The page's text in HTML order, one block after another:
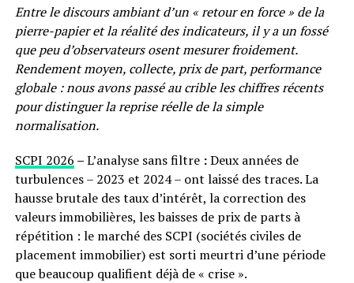
Entre le discours ambiant d’un « retour en force » de la
pierre-papier et la réalité des indicateurs, il y a un fossé
que peu d’observateurs osent mesurer froidement.
Rendement moyen, collecte, prix de part, performance
globale : nous avons passé au crible les chiffres récents
pour distinguer la reprise réelle de la simple
normalisation.
SCPI 2026 –L’analyse sans filtre:Deux années de
turbulences – 2023 et 2024 – ont laissé des traces. La
hausse brutale des taux d’intérêt, la correction des
valeurs immobilières, les baisses de prix de parts à
répétition : le marché des SCPI (sociétés civiles de
placement immobilier) est sorti meurtri d’une période
que beaucoup qualifient déjà de « crise ».